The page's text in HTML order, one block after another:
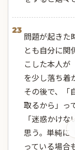
23
問題が起き
とも自分に
こした本人が
を少し落ち着
その後で、「
取るから」っ
「迷惑かけ
思う。単純に
っている場合